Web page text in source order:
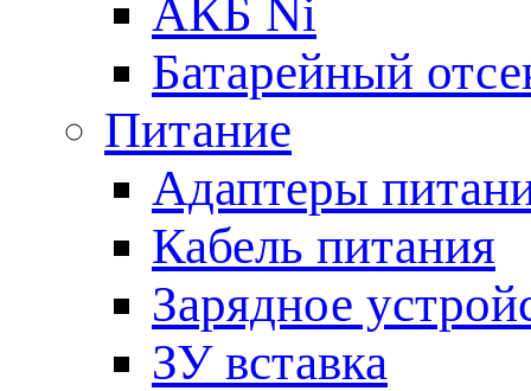
АКБ Ni
Батарейный
Питание
Адаптеры
Кабель питания
Зарядное
ЗУ вставка